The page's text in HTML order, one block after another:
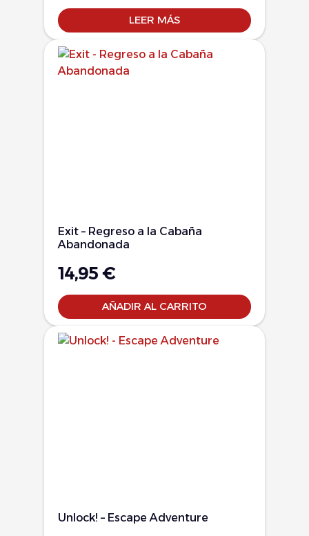
LEER MÁS
Exit – Regreso a la Cabaña
Abandonada
14,95 €
AÑADIR AL CARRITO
Unlock! – Escape Adventure